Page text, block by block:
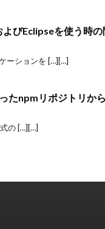
びEclipseを使う時の
ーションを […][…]
たnpmリポジトリか
の […][…]